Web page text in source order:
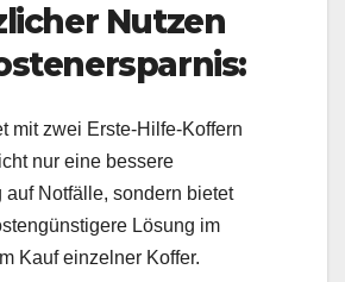
Nutzen
mit zwei Erste-Hilfe-Koffern
nur eine bessere
auf Notfälle, sondern bietet
Lösung im
Kauf einzelner Koffer.